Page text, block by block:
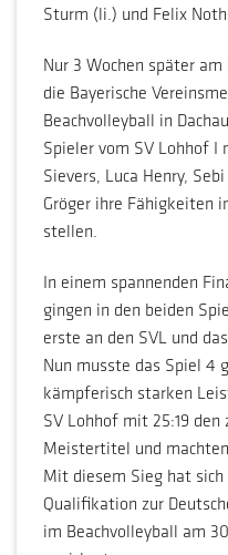
Sturm (li.) und Felix
Nur 3 Wochen später
die Bayerische
Beachvolleyball in
Spieler vom SV Lohhof I
Sievers, Luca Henry,
Gröger ihre Fähigkeiten
stellen.
In einem spannenden
gingen in den beiden
erste an den SVL und
Nun musste das Spiel 4
kämpferisch starken
SV Lohhof mit 25:19 den
Meistertitel und
Mit diesem Sieg hat sich
Qualifikation zur
im Beachvolleyball am